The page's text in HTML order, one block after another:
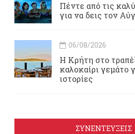
Πέντε από τις
για να δεις τον
06/08/2026
Η Κρήτη στο
καλοκαίρι γεμάτο
ιστορίες
ΣΥΝΕΝΤΕΥΞΕΙΣ